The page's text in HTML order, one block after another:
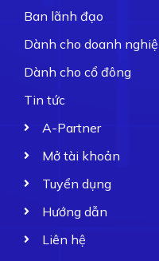
Ban lãnh đạo
Dành cho doanh
Dành cho cổ đông
Tin tức
A-Partner
Mở tài khoản
Tuyển dụng
Hướng dẫn
Liên hệ